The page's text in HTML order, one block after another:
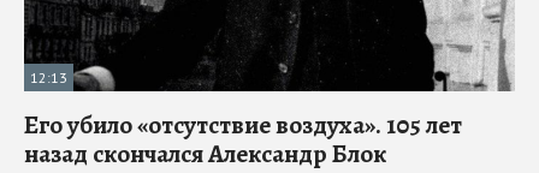
12:13
Его убило «отсутствие воздуха». 105 лет
назад скончался Александр Блок